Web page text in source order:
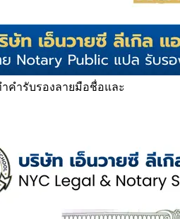
คำรับรองลายมือชื่อและ